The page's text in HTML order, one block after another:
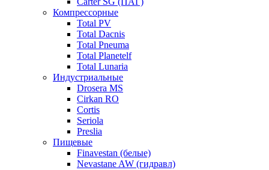
Компрессорные
Total PV
Total Dacnis
Total Pneuma
Total Planetelf
Total Lunaria
Индустриальные
Drosera MS
Cirkan RO
Cortis
Seriola
Preslia
Пищевые
Finavestan (белые)
Nevastane AW (гидравл)